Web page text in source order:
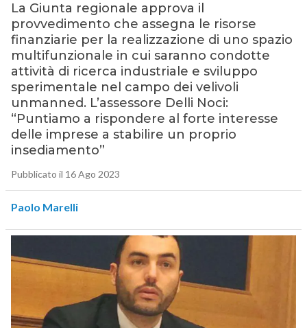
La Giunta regionale approva il
provvedimento che assegna le risorse
finanziarie per la realizzazione di uno spazio
multifunzionale in cui saranno condotte
attività di ricerca industriale e sviluppo
sperimentale nel campo dei velivoli
unmanned. L’assessore Delli Noci:
“Puntiamo a rispondere al forte interesse
delle imprese a stabilire un proprio
insediamento”
Pubblicato il 16 Ago 2023
Paolo Marelli